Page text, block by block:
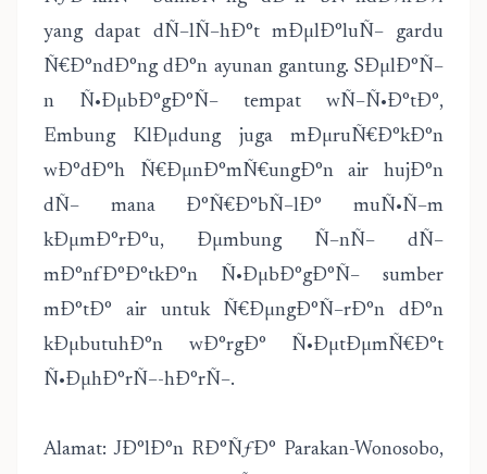
yang dapat dÑ–lÑ–hÐ°t mÐµlÐ°luÑ– gardu
Ñ€Ð°ndÐ°ng dÐ°n ayunan gantung. SÐµlÐ°Ñ–
n Ñ•ÐµbÐ°gÐ°Ñ– tempat wÑ–Ñ•Ð°tÐ°,
Embung KlÐµdung juga mÐµruÑ€Ð°kÐ°n
wÐ°dÐ°h Ñ€ÐµnÐ°mÑ€ungÐ°n air hujÐ°n
dÑ– mana Ð°Ñ€Ð°bÑ–lÐ° muÑ•Ñ–m
kÐµmÐ°rÐ°u, Ðµmbung Ñ–nÑ– dÑ–
mÐ°nfÐ°Ð°tkÐ°n Ñ•ÐµbÐ°gÐ°Ñ– sumber
mÐ°tÐ° air untuk Ñ€ÐµngÐ°Ñ–rÐ°n dÐ°n
kÐµbutuhÐ°n wÐ°rgÐ° Ñ•ÐµtÐµmÑ€Ð°t
Ñ•ÐµhÐ°rÑ–-hÐ°rÑ–.
Alamat: JÐ°lÐ°n RÐ°ÑƒÐ° Parakan-Wonosobo,